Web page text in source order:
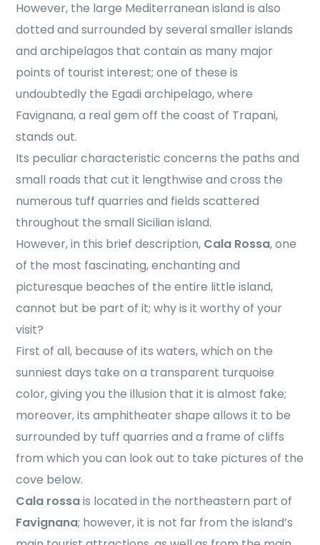
However, the large Mediterranean island is also
dotted and surrounded by several smaller islands
and archipelagos that contain as many major
points of tourist interest; one of these is
undoubtedly the Egadi archipelago, where
Favignana, a real gem off the coast of Trapani,
stands out.
Its peculiar characteristic concerns the paths and
small roads that cut it lengthwise and cross the
numerous tuff quarries and fields scattered
throughout the small Sicilian island.
However, in this brief description, Cala Rossa, one
of the most fascinating, enchanting and
picturesque beaches of the entire little island,
cannot but be part of it; why is it worthy of your
visit?
First of all, because of its waters, which on the
sunniest days take on a transparent turquoise
color, giving you the illusion that it is almost fake;
moreover, its amphitheater shape allows it to be
surrounded by tuff quarries and a frame of cliffs
from which you can look out to take pictures of the
cove below.
Cala rossais located in the northeastern part of
Favignana; however, it is not far from the island’s